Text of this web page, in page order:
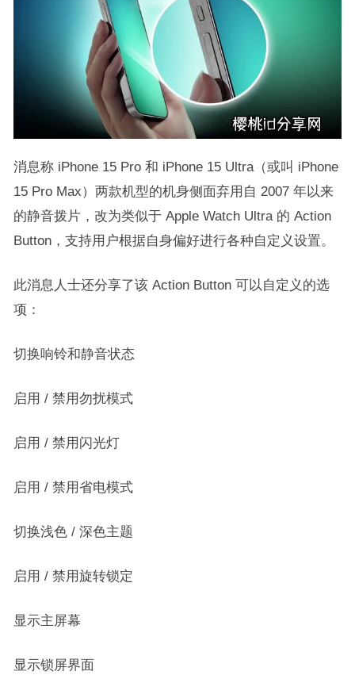
消息称 iPhone 15 Pro 和 iPhone 15 Ultra（或叫 iPhone
15 Pro Max）两款机型的机身侧面弃用自 2007 年以来
的静音拨片，改为类似于 Apple Watch Ultra 的 Action
Button，支持用户根据自身偏好进行各种自定义设置。
此消息人士还分享了该 Action Button 可以自定义的选
项：
切换响铃和静音状态
启用 / 禁用勿扰模式
启用 / 禁用闪光灯
启用 / 禁用省电模式
切换浅色 / 深色主题
启用 / 禁用旋转锁定
显示主屏幕
显示锁屏界面